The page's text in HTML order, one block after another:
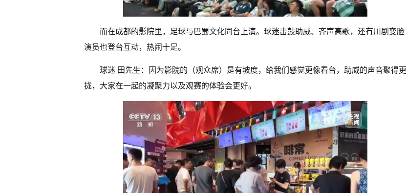
而在成都的影院里，足球与巴蜀文化同台上演。球迷击鼓助威、齐声高歌，还有川剧变脸
演员也登台互动，热闹十足。
球迷 田先生：因为影院的（观众席）是有坡度，给我们感觉更像看台，助威的声音聚得更
拢，大家在一起的凝聚力以及观赛的体验会更好。